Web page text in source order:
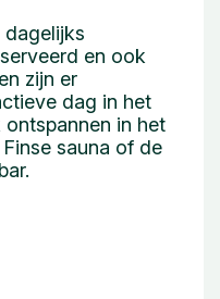
dagelijks
en ook
zijn er
dag in het
in het
sauna of de